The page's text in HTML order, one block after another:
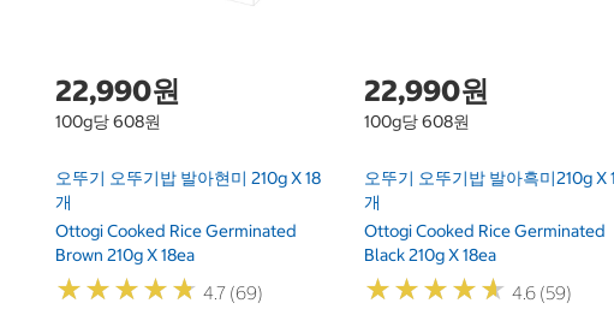
22,990원
100g당 608원
오뚜기 오뚜기밥 발아현미 210g X 18
개
Ottogi Cooked Rice Germinated
Brown 210g X 18ea
★★★★★
★★★★★ 4.7 (69)
22,990원
100g당 608원
오뚜기 오뚜기밥 발아흑미210g X
개
Ottogi Cooked Rice Germinated
Black 210g X 18ea
★★★★★
★★★★★ 4.6 (59)